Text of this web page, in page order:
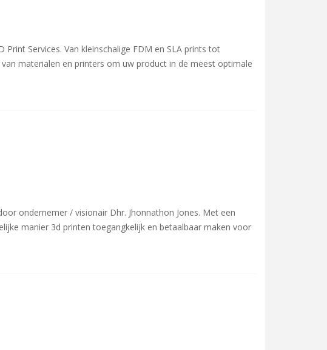
Services. Van kleinschalige FDM en SLA prints tot
materialen en printers om uw product in de meest optimale
ondernemer / visionair Dhr. Jhonnathon Jones. Met een
manier 3d printen toegangkelijk en betaalbaar maken voor